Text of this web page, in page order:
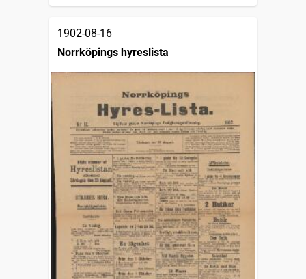
1902-08-16
Norrköpings hyreslista